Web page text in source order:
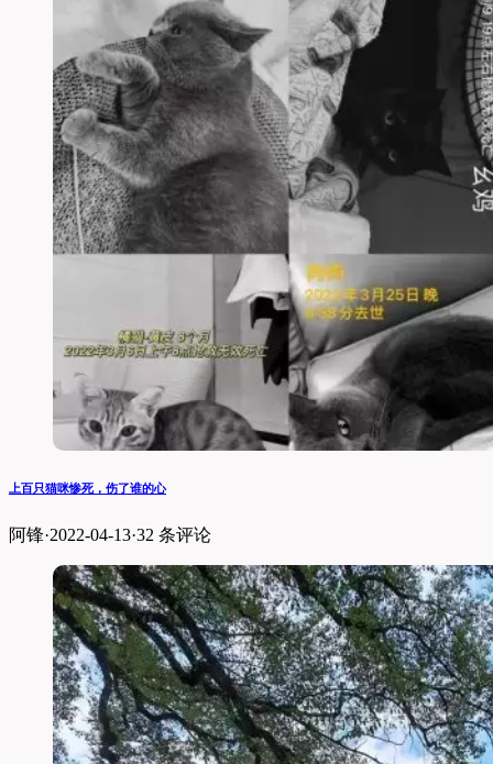
上百只猫咪惨死，伤了谁的心
阿锋·2022-04-13·32 条评论